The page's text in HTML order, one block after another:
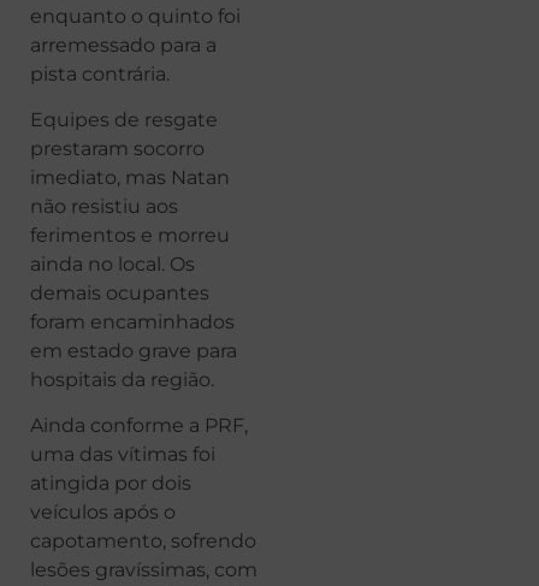
enquanto o quinto foi
arremessado para a
pista contrária.
Equipes de resgate
prestaram socorro
imediato, mas Natan
não resistiu aos
ferimentos e morreu
ainda no local. Os
demais ocupantes
foram encaminhados
em estado grave para
hospitais da região.
Ainda conforme a PRF,
uma das vítimas foi
atingida por dois
veículos após o
capotamento, sofrendo
lesões gravíssimas, com